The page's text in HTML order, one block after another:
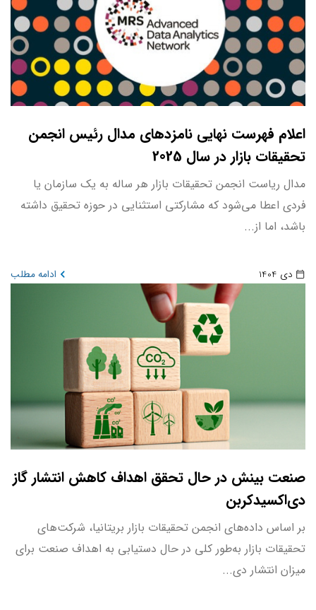
اعلام فهرست نهایی نامزدهای مدال رئیس انجمن
تحقیقات بازار در سال 2025
مدال ریاست انجمن تحقیقات بازار هر ساله به یک سازمان یا
فردی اعطا می‌شود که مشارکتی استثنایی در حوزه تحقیق داشته
باشد، اما از...
دی 1404 ادامه مطلب
صنعت بینش در حال تحقق اهداف کاهش انتشار گاز
دی‌اکسیدکربن
بر اساس داده‌های انجمن تحقیقات بازار بریتانیا، شرکت‌های
تحقیقات بازار به‌طور کلی در حال دستیابی به اهداف صنعت برای
میزان انتشار دی...